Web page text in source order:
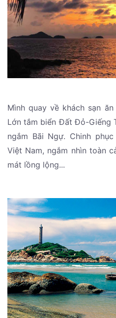
Mình quay về khách sạn
Lớn tắm biển Đất Đỏ-Giếng
ngắm Bãi Ngự. Chinh
Việt Nam, ngắm nhìn toàn
mát lồng lộng...